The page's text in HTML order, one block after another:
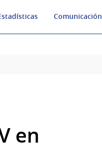
Comunicación
en